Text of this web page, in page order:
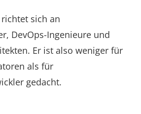
sich an
DevOps-Ingenieure und
Er ist also weniger für
als für
gedacht.